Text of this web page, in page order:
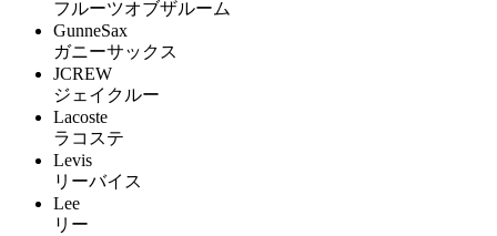
フルーツオブザルーム
GunneSax
ガニーサックス
JCREW
ジェイクルー
Lacoste
ラコステ
Levis
リーバイス
Lee
リー